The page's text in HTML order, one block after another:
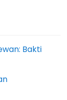
Bakti